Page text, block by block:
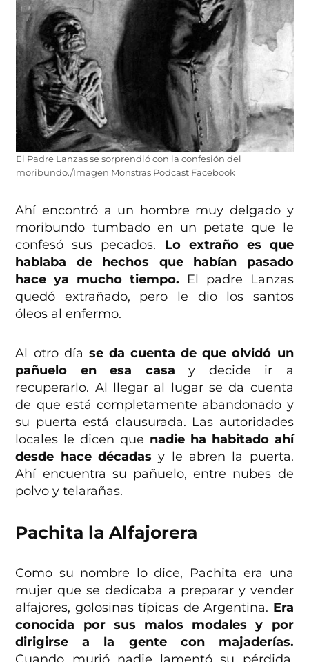
El Padre Lanzas se sorprendió con la confesión del
moribundo./Imagen Monstras Podcast Facebook
Ahí encontró a un hombre muy delgado y
moribundo tumbado en un petate que le
confesó sus pecados. Lo extraño es que
hablaba de hechos que habían pasado
hace ya mucho tiempo. El padre Lanzas
quedó extrañado, pero le dio los santos
óleos al enfermo.
Al otro día se da cuenta de que olvidó un
pañuelo en esa casa y decide ir a
recuperarlo. Al llegar al lugar se da cuenta
de que está completamente abandonado y
su puerta está clausurada. Las autoridades
locales le dicen que nadie ha habitado ahí
desde hace décadas y le abren la puerta.
Ahí encuentra su pañuelo, entre nubes de
polvo y telarañas.
Pachita la Alfajorera
Como su nombre lo dice, Pachita era una
mujer que se dedicaba a preparar y vender
alfajores, golosinas típicas de Argentina. Era
conocida por sus malos modales y por
dirigirse a la gente con majaderías.
Cuando murió nadie lamentó su pérdida.